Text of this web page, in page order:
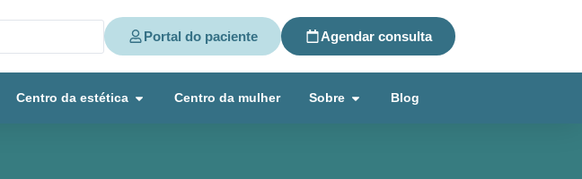
Portal do paciente Agendar consulta
Centro da estética Centro da mulher Sobre Blog